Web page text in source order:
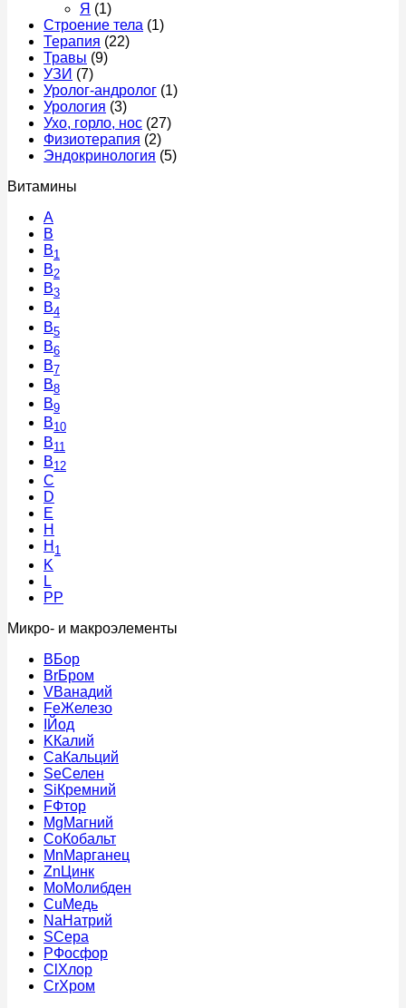
Я (1)
Строение тела (1)
Терапия (22)
Травы (9)
УЗИ (7)
Уролог-андролог (1)
Урология (3)
Ухо, горло, нос (27)
Физиотерапия (2)
Эндокринология (5)
Витамины
A
В
B1
B2
B3
B4
B5
B6
B7
B8
B9
B10
B11
B12
C
D
E
H
H 1
K
L
PP
Микро- и макроэлементы
BБор
BrБром
VВанадий
FeЖелезо
Йод
KКалий
CaКальций
SeСелен
SiКремний
FФтор
MgМагний
CoКобальт
MnМарганец
Zn Цинк
MoМолибден
CuМедь
NaНатрий
SСера
PФосфор
Cl Хлор
CrХром